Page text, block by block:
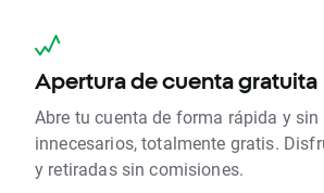
Apertura de cuenta gratuita
Abre tu cuenta de forma rápida y
innecesarios, totalmente gratis.
y retiradas sin comisiones.